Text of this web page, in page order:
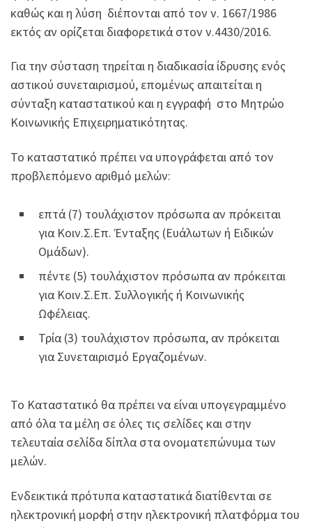
καθώς και η λύση διέπονται από τον ν. 1667/1986
εκτός αν ορίζεται διαφορετικά στον ν.4430/2016.
Για την σύσταση τηρείται η διαδικασία ίδρυσης ενός
αστικού συνεταιρισμού, επομένως απαιτείται η
σύνταξη καταστατικού και η εγγραφή στο Μητρώο
Κοινωνικής Επιχειρηματικότητας.
Το καταστατικό πρέπει να υπογράφεται από τον
προβλεπόμενο αριθμό μελών:
επτά (7) τουλάχιστον πρόσωπα αν πρόκειται
για Κοιν.Σ.Επ. Ένταξης (Ευάλωτων ή Ειδικών
Ομάδων).
πέντε (5) τουλάχιστον πρόσωπα αν πρόκειται
για Κοιν.Σ.Επ. Συλλογικής ή Κοινωνικής
Ωφέλειας.
Τρία (3) τουλάχιστον πρόσωπα, αν πρόκειται
για Συνεταιρισμό Εργαζομένων.
Το Καταστατικό θα πρέπει να είναι υπογεγραμμένο
από όλα τα μέλη σε όλες τις σελίδες και στην
τελευταία σελίδα δίπλα στα ονοματεπώνυμα των
μελών.
Ενδεικτικά πρότυπα καταστατικά διατίθενται σε
ηλεκτρονική μορφή στην ηλεκτρονική πλατφόρμα του